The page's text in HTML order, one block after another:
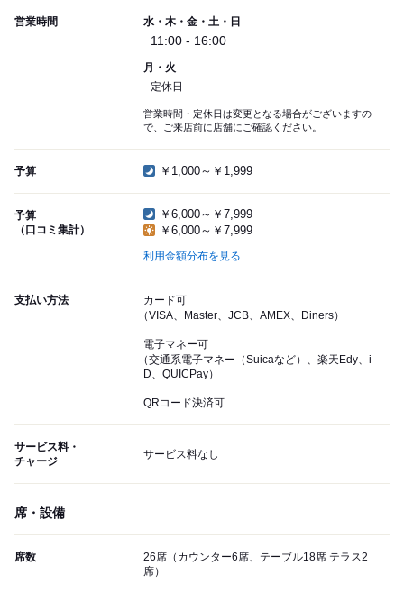
営業時間 水・木・金・土・日
11:00 - 16:00
月・火
定休日
営業時間・定休日は変更となる場合がございますの
で、ご来店前に店舗にご確認ください。
予算 ￥1,000～￥1,999
予算
（口コミ集計）
￥6,000～￥7,999
￥6,000～￥7,999
利用金額分布を見る
支払い方法
カード可
（VISA、Master、JCB、AMEX、Diners）
電子マネー可
（交通系電子マネー（Suicaなど）、楽天Edy、i
D、QUICPay）
QRコード決済可
サービス料・
チャージ
サービス料なし
席・設備
席数
26席（カウンター6席、テーブル18席 テラス2
席）